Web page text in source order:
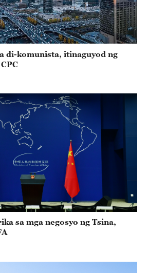
di-komunista, itinaguyod ng
sa mga negosyo ng Tsina,